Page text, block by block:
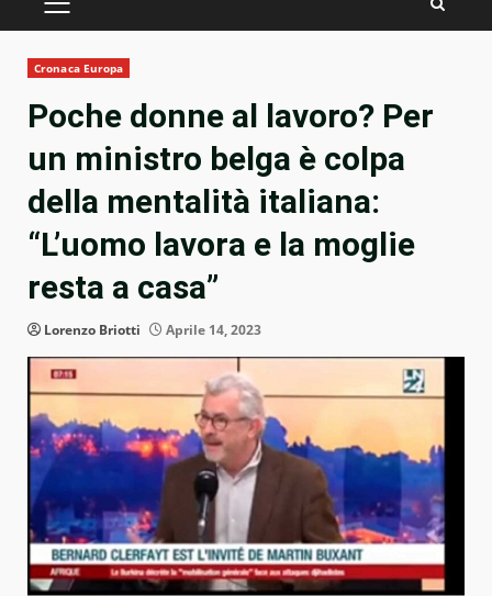
PRIMARY
Cronaca Europa
Poche donne al lavoro? Per
un ministro belga è colpa
della mentalità italiana:
“L’uomo lavora e la moglie
resta a casa”
Lorenzo Briotti Aprile 14, 2023